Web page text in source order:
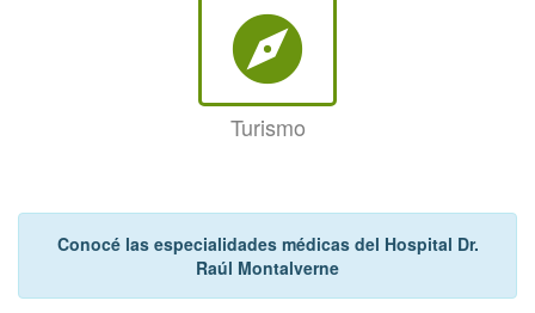
explore
Turismo
Conocé las especialidades médicas del Hospital Dr.
Raúl Montalverne